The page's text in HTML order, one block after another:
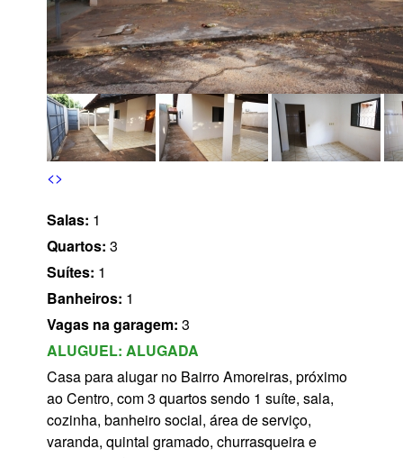
<>
Salas: 1
Quartos: 3
Suítes: 1
Banheiros: 1
Vagas na garagem: 3
ALUGUEL: ALUGADA
Casa para alugar no Bairro Amoreiras, próximo
ao Centro, com 3 quartos sendo 1 suíte, sala,
cozinha, banheiro social, área de serviço,
varanda, quintal gramado, churrasqueira e